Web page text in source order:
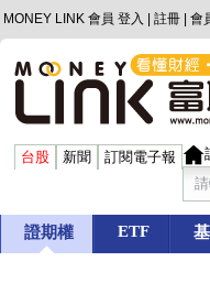
MONEY LINK 會員 登入 註冊 會
台股 新聞 訂閱電子報
證期權 ETF